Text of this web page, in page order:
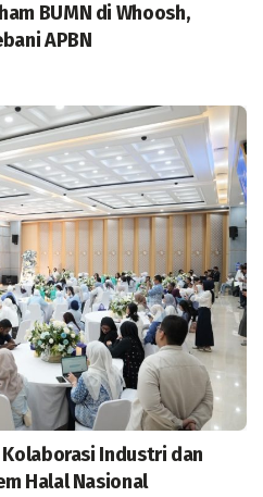
BUMN di Whoosh,
APBN
Industri dan
Halal Nasional